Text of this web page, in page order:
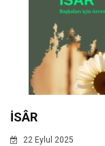
İSÂR
22 Eylul 2025